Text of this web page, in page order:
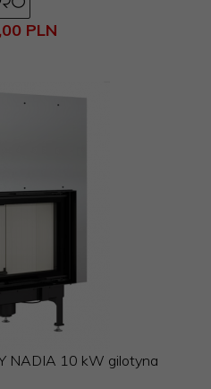
00 PLN
NADIA 10 kW gilotyna